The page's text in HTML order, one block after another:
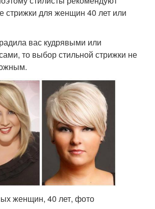
стрижки для женщин 40 лет или
вас кудрявыми или
то выбор стильной стрижки не
женщин, 40 лет, фото